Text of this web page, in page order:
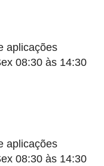
aplicações
08:30 às 14:30
aplicações
08:30 às 14:30